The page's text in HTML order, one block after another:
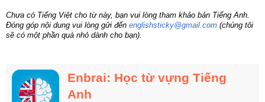
Chưa có Tiếng Việt cho từ này, bạn vui lòng tham khảo bản Tiếng Anh.
Đóng góp nội dung vui lòng gửi đến englishsticky@gmail.com (chúng tôi
sẽ có một phần quà nhỏ dành cho bạn).
Enbrai: Học từ vựng Tiếng
Anh